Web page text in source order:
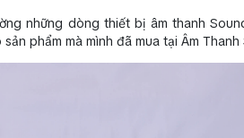
những dòng thiết bị âm thanh
phẩm mà mình đã mua tại Âm Thanh